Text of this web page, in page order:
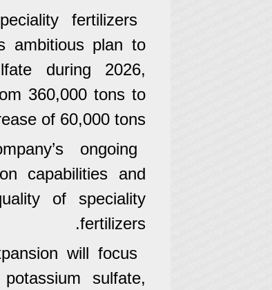
fertilizers
ambitious plan to
during 2026,
360,000 tons to
of 60,000 tons.
ongoing
capabilities and
of speciality
fertilizers.
will focus
sulfate,